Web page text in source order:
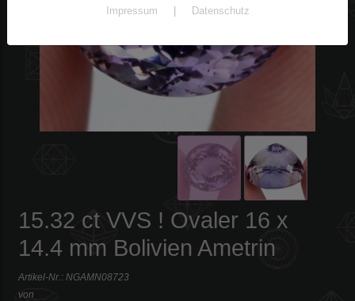
15.32 ct VVS ! Ovaler 16 x
14.4 mm Bolivien Ametrin
Artikel-Nr.: NGAMN08723
von
Impressum Datenschutz